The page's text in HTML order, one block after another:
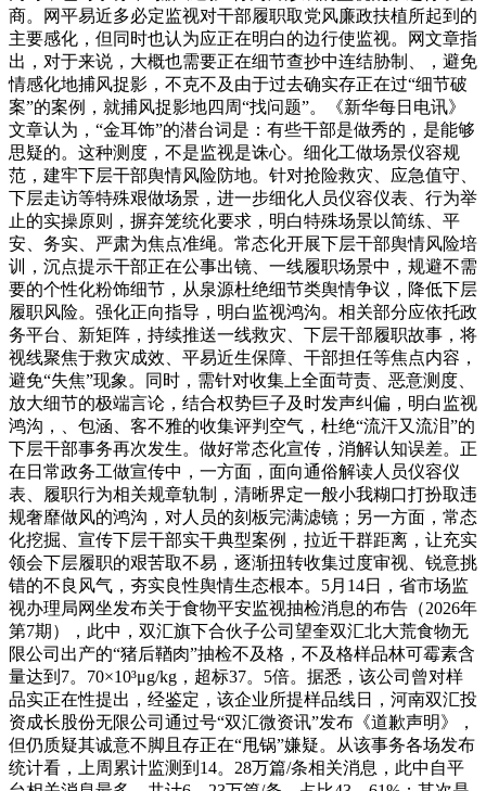
商。网平易近多必定监视对干部履职取党风廉政扶植所起到的
主要感化，但同时也认为应正在明白的边行使监视。网文章指
出，对于来说，大概也需要正在细节查抄中连结胁制、，避免
情感化地捕风捉影，不克不及由于过去确实存正在过“细节破
案”的案例，就捕风捉影地四周“找问题”。《新华每日电讯》
文章认为，“金耳饰”的潜台词是：有些干部是做秀的，是能够
思疑的。这种测度，不是监视是诛心。细化工做场景仪容规
范，建牢下层干部舆情风险防地。针对抢险救灾、应急值守、
下层走访等特殊艰做场景，进一步细化人员仪容仪表、行为举
止的实操原则，摒弃笼统化要求，明白特殊场景以简练、平
安、务实、严肃为焦点准绳。常态化开展下层干部舆情风险培
训，沉点提示干部正在公事出镜、一线履职场景中，规避不需
要的个性化粉饰细节，从泉源杜绝细节类舆情争议，降低下层
履职风险。强化正向指导，明白监视鸿沟。相关部分应依托政
务平台、新矩阵，持续推送一线救灾、下层干部履职故事，将
视线聚焦于救灾成效、平易近生保障、干部担任等焦点内容，
避免“失焦”现象。同时，需针对收集上全面苛责、恶意测度、
放大细节的极端言论，结合权势巨子及时发声纠偏，明白监视
鸿沟，、包涵、客不雅的收集评判空气，杜绝“流汗又流泪”的
下层干部事务再次发生。做好常态化宣传，消解认知误差。正
在日常政务工做宣传中，一方面，面向通俗解读人员仪容仪
表、履职行为相关规章轨制，清晰界定一般小我糊口打扮取违
规奢靡做风的鸿沟，对人员的刻板完满滤镜；另一方面，常态
化挖掘、宣传下层干部实干典型案例，拉近干群距离，让充实
领会下层履职的艰苦取不易，逐渐扭转收集过度审视、锐意挑
错的不良风气，夯实良性舆情生态根本。5月14日，省市场监
视办理局网坐发布关于食物平安监视抽检消息的布告（2026年
第7期），此中，双汇旗下合伙子公司望奎双汇北大荒食物无
限公司出产的“猪后鞧肉”抽检不及格，不及格样品林可霉素含
量达到7。70×10³μg/kg，超标37。5倍。据悉，该公司曾对样
品实正在性提出，经鉴定，该企业所提样品线日，河南双汇投
资成长股份无限公司通过号“双汇微资讯”发布《道歉声明》，
但仍质疑其诚意不脚且存正在“甩锅”嫌疑。从该事务各场发布
统计看，上周累计监测到14。28万篇/条相关消息，此中自平